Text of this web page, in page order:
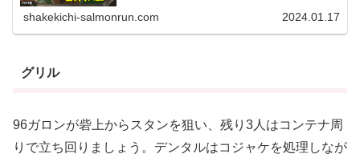
shakekichi-salmonrun.com 2024.01.17
グリル
96ガロンが砦上からスタンを狙い、残り3人はコンテナ周
りで立ち回りましょう。デンタルはコジャケを処理しなが